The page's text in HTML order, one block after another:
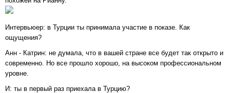
Интервьюер: в Турции ты принимала участие в показе. Как
ощущения?
Анн - Катрин: не думала, что в вашей стране все будет так открыто и
современно. Но все прошло хорошо, на высоком профессиональном
уровне.
И: ты в первый раз приехала в Турцию?